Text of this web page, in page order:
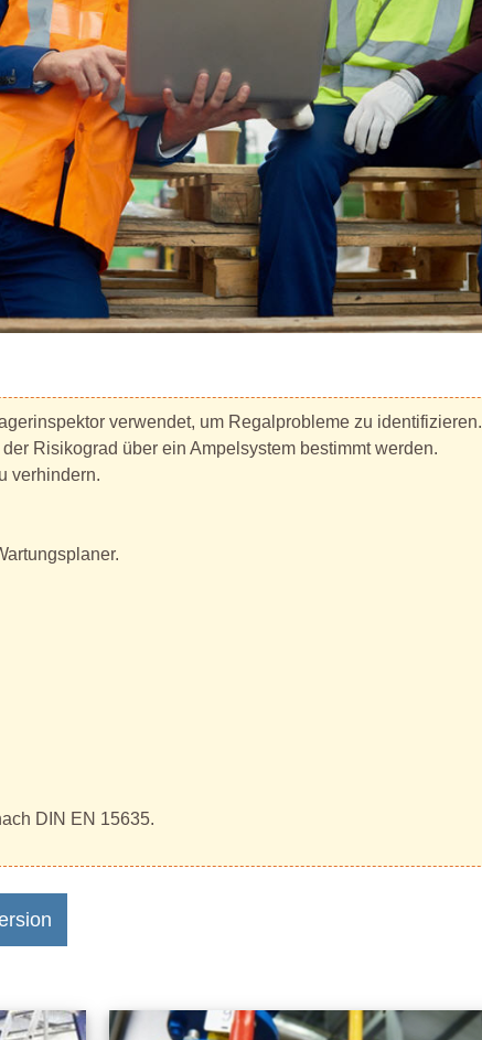
verwendet, um Regalprobleme zu identifizieren.
Risikograd über ein Ampelsystem bestimmt werden.
verhindern.
DIN EN 15635.